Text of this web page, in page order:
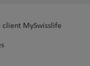
client MySwisslife